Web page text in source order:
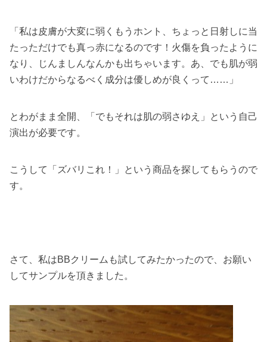
「私は皮膚が大変に弱くもうホント、ちょっと日射しに当
たっただけでも真っ赤になるのです！火傷を負ったように
なり、じんましんなんかも出ちゃいます。あ、でも肌が弱
いわけだからなるべく成分は優しめが良くって……」
とわがまま全開、「でもそれは肌の弱さゆえ」という自己
演出が必要です。
こうして「ズバリこれ！」という商品を探してもらうので
す。
さて、私はBBクリームも試してみたかったので、お願い
してサンプルを頂きました。